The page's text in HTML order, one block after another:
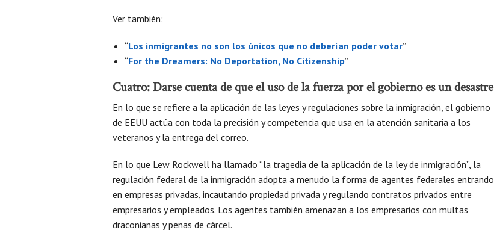
Ver también:
“Los inmigrantes no son los únicos que no deberían poder votar”
“For the Dreamers: No Deportation, No Citizenship”
Cuatro: Darse cuenta de que el uso de la fuerza por el gobierno es un desastre
En lo que se refiere a la aplicación de las leyes y regulaciones sobre la inmigración, el gobierno
de EEUU actúa con toda la precisión y competencia que usa en la atención sanitaria a los
veteranos y la entrega del correo.
En lo que Lew Rockwell ha llamado “la tragedia de la aplicación de la ley de inmigración”, la
regulación federal de la inmigración adopta a menudo la forma de agentes federales entrando
en empresas privadas, incautando propiedad privada y regulando contratos privados entre
empresarios y empleados. Los agentes también amenazan a los empresarios con multas
draconianas y penas de cárcel.